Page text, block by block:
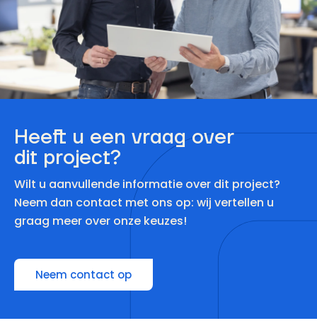
Heeft u een vraag over
dit project?
Wilt u aanvullende informatie over dit project?
Neem dan contact met ons op: wij vertellen u
graag meer over onze keuzes!
Neem contact op